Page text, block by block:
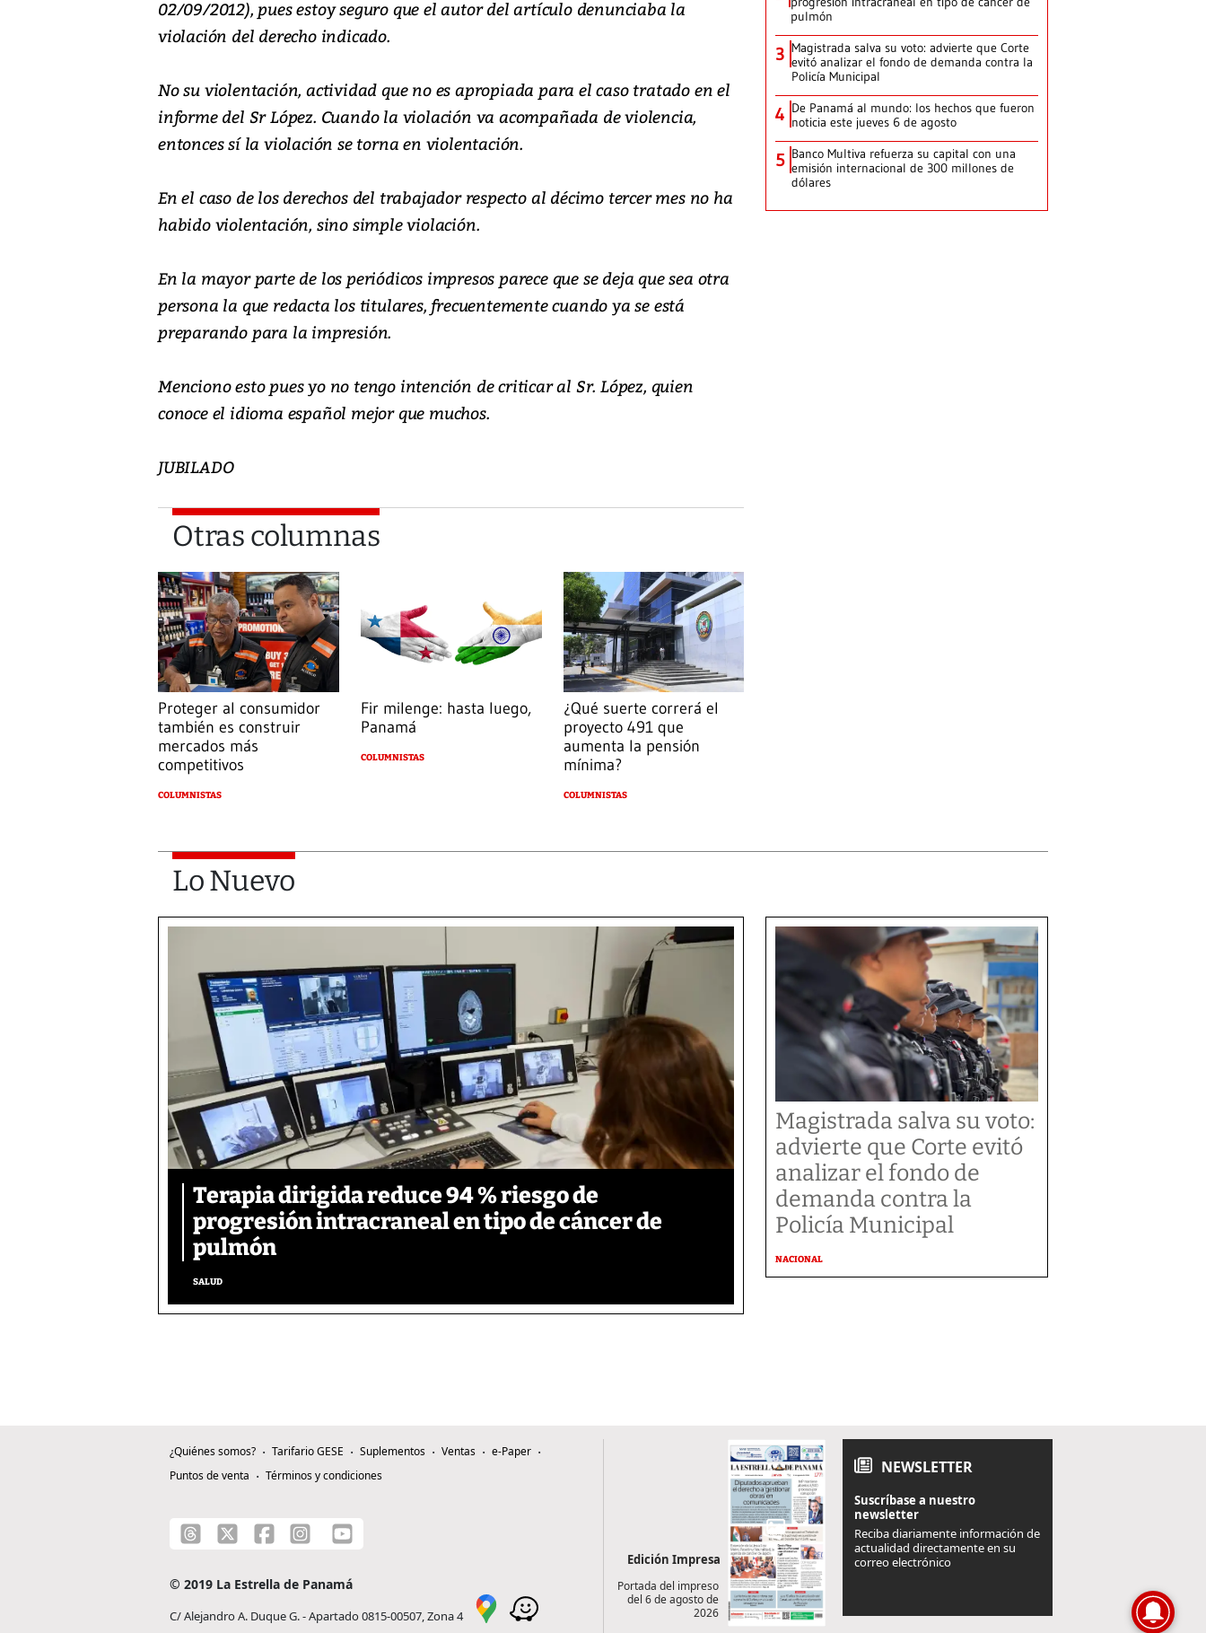
02/09/2012), pues estoy seguro que el autor del artículo denunciaba la
violación del derecho indicado.
No su violentación, actividad que no es apropiada para el caso tratado en el
informe del Sr López. Cuando la violación va acompañada de violencia,
entonces sí la violación se torna en violentación.
En el caso de los derechos del trabajador respecto al décimo tercer mes no ha
habido violentación, sino simple violación.
En la mayor parte de los periódicos impresos parece que se deja que sea otra
persona la que redacta los titulares, frecuentemente cuando ya se está
preparando para la impresión.
Menciono esto pues yo no tengo intención de criticar al Sr. López, quien
conoce el idioma español mejor que muchos.
JUBILADO
Otras columnas
Proteger al consumidor
también es construir
mercados más
competitivos
COLUMNISTAS
Fir milenge: hasta luego,
Panamá
COLUMNISTAS
¿Qué suerte correrá el
proyecto 491 que
aumenta la pensión
mínima?
COLUMNISTAS
pulmón
3 Magistrada salva su voto: advierte que Corte
evitó analizar el fondo de demanda contra la
Policía Municipal
4 De Panamá al mundo: los hechos que fueron
noticia este jueves 6 de agosto
5 Banco Multiva refuerza su capital con una
emisión internacional de 300 millones de
dólares
Lo Nuevo
Terapia dirigida reduce 94 % riesgo de
progresión intracraneal en tipo de cáncer de
pulmón
SALUD
Magistrada salva su voto:
advierte que Corte evitó
analizar el fondo de
demanda contra la
Policía Municipal
NACIONAL
¿Quiénes somos? Tarifario GESE Suplementos Ventas
e-Paper
Puntos de venta
Términos y condiciones
© 2019 La Estrella de Panamá
C/ Alejandro A. Duque G. - Apartado 0815-00507, Zona 4
Edición Impresa
Portada del impreso
del 6 de agosto de
2026
NEWSLETTER
Suscríbase a nuestro
newsletter
Reciba diariamente información de
actualidad directamente en su
correo electrónico